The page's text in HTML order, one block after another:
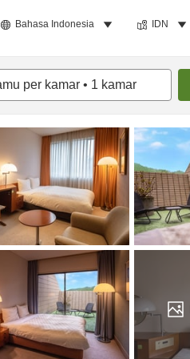
Bahasa Indonesia IDN
per kamar • 1 kamar